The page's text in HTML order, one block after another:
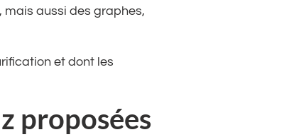
aussi des graphes,
et dont les
proposées